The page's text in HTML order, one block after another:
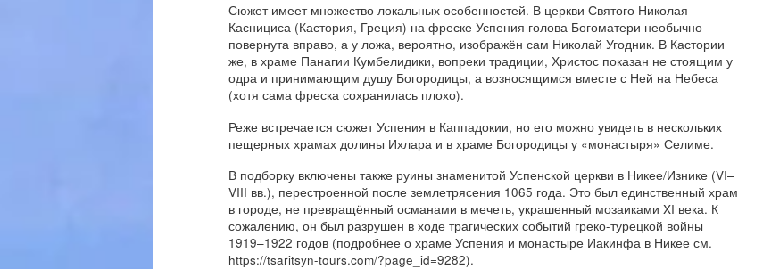
Сюжет имеет множество локальных особенностей. В церкви Святого Николая
Каснициса (Кастория, Греция) на фреске Успения голова Богоматери необычно
повернута вправо, а у ложа, вероятно, изображён сам Николай Угодник. В Кастории
же, в храме Панагии Кумбелидики, вопреки традиции, Христос показан не стоящим у
одра и принимающим душу Богородицы, а возносящимся вместе с Ней на Небеса
(хотя сама фреска сохранилась плохо).
Реже встречается сюжет Успения в Каппадокии, но его можно увидеть в нескольких
пещерных храмах долины Ихлара и в храме Богородицы у «монастыря» Селиме.
В подборку включены также руины знаменитой Успенской церкви в Никее/Изнике (VI–
VIII вв.), перестроенной после землетрясения 1065 года. Это был единственный храм
в городе, не превращённый османами в мечеть, украшенный мозаиками XI века. К
сожалению, он был разрушен в ходе трагических событий греко-турецкой войны
1919–1922 годов (подробнее о храме Успения и монастыре Иакинфа в Никее см.
https://tsaritsyn-tours.com/?page_id=9282).